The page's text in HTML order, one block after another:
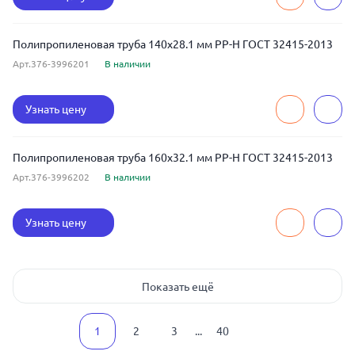
Полипропиленовая труба 140x28.1 мм РР-Н ГОСТ 32415-2013
Арт.376-3996201 В наличии
Узнать цену
Полипропиленовая труба 160x32.1 мм РР-Н ГОСТ 32415-2013
Арт.376-3996202 В наличии
Узнать цену
Показать ещё
1 2 3 ... 40